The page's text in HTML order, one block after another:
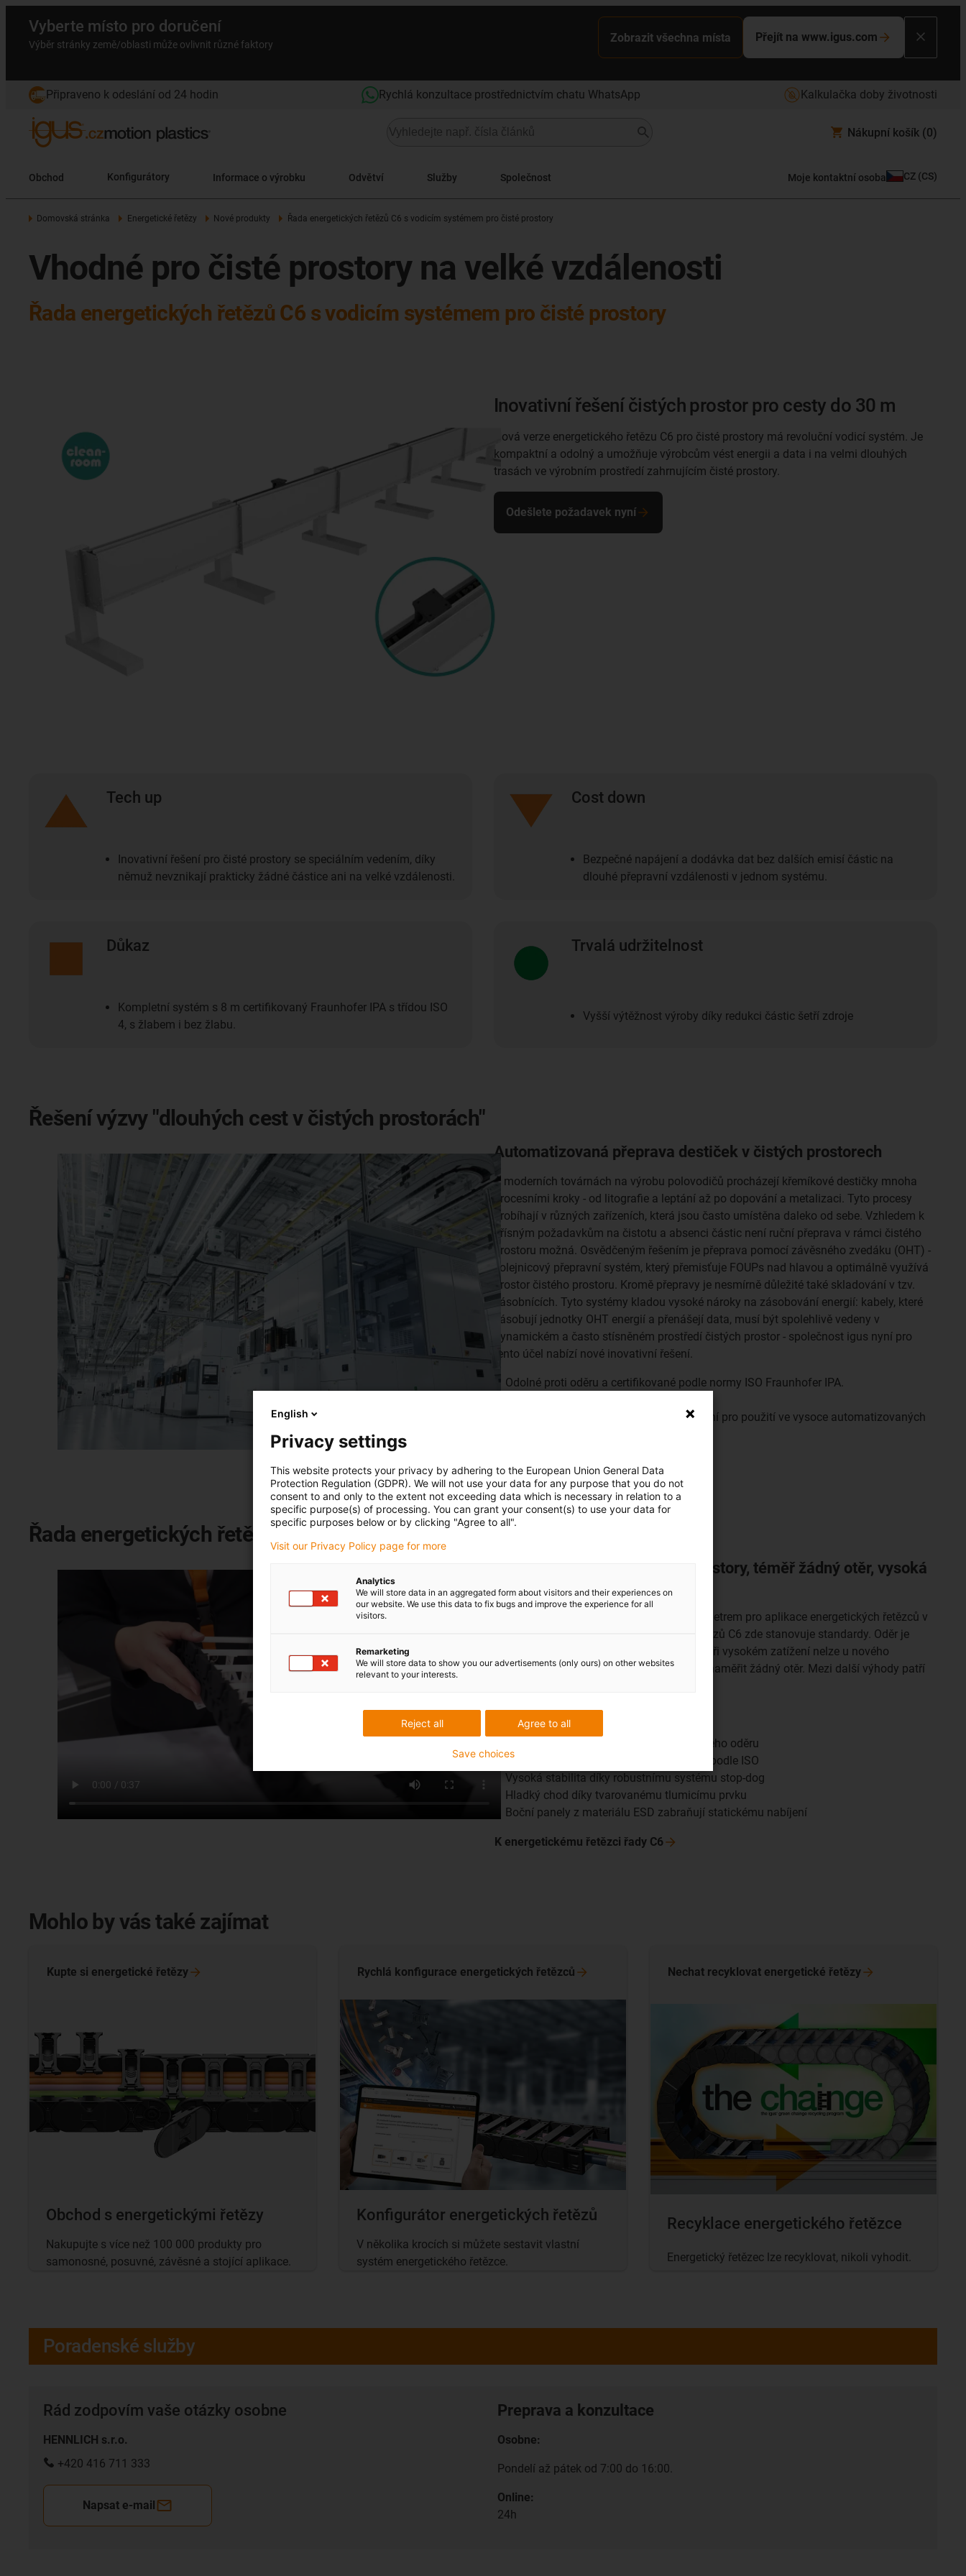
Vyberte místo pro doručení
Výběr stránky země/oblasti může ovlivnit různé faktory
Zobrazit všechna místa Přejít na www.igus.com
Připraveno k odeslání od 24 hodin Rychlá konzultace prostřednictvím chatu WhatsApp Kalkulačka doby životnosti
Nákupní košík (0)
Obchod Konfigurátory Informace o výrobku Odvětví Služby Společnost Moje kontaktní osoba CZ (CS)
Domovská stránka Energetické řetězy Nové produkty Řada energetických řetězů C6 s vodicím systémem pro čisté prostory
Vhodné pro čisté prostory na velké vzdálenosti
Řada energetických řetězů C6 s vodicím systémem pro čisté prostory
Inovativní řešení čistých prostor pro cesty do 30 m
Nová verze energetického řetězu C6 pro čisté prostory má revoluční vodicí systém. Je
kompaktní a odolný a umožňuje výrobcům vést energii a data i na velmi dlouhých
trasách ve výrobním prostředí zahrnujícím čisté prostory.
Odešlete požadavek nyní
Tech up
Inovativní řešení pro čisté prostory se speciálním vedením, díky
němuž nevznikají prakticky žádné částice ani na velké vzdálenosti.
Cost down
Bezpečné napájení a dodávka dat bez dalších emisí částic na
dlouhé přepravní vzdálenosti v jednom systému.
Důkaz
Kompletní systém s 8 m certifikovaný Fraunhofer IPA s třídou ISO
4, s žlabem i bez žlabu.
Trvalá udržitelnost
Vyšší výtěžnost výroby díky redukci částic šetří zdroje
Řešení výzvy "dlouhých cest v čistých prostorách"
Automatizovaná přeprava destiček v čistých prostorech
V moderních továrnách na výrobu polovodičů procházejí křemíkové destičky mnoha
procesními kroky - od litografie a leptání až po dopování a metalizaci. Tyto procesy
probíhají v různých zařízeních, která jsou často umístěna daleko od sebe. Vzhledem k
přísným požadavkům na čistotu a absenci částic není ruční přeprava v rámci čistého
prostoru možná. Osvědčeným řešením je přeprava pomocí závěsného zvedáku (OHT) -
kolejnicový přepravní systém, který přemisťuje FOUPs nad hlavou a optimálně využívá
prostor čistého prostoru. Kromě přepravy je nesmírně důležité také skladování v tzv.
zásobnících. Tyto systémy kladou vysoké nároky na zásobování energií: kabely, které
zásobují jednotky OHT energií a přenášejí data, musí být spolehlivě vedeny v
dynamickém a často stísněném prostředí čistých prostor - společnost igus nyní pro
tento účel nabízí nové inovativní řešení.
Odolné proti oděru a certifikované podle normy ISO Fraunhofer IPA.
Modulární a nenáročný na údržbu - ideální pro použití ve vysoce automatizovaných
Řada energetických řetězů C6 pro aplikace v čistých prostorách
Nejvyšší vhodnost pro čisté prostory, téměř žádný otěr, vysoká
stabilita
Odolnost proti oděru je rozhodujícím parametrem pro aplikace energetických řetězců v
čistých prostorech. Řada energetických řetězů C6 zde stanovuje standardy. Oděr je
sotva měřitelný. Sotva může být lepší: ani při vysokém zatížení nelze u nového
energetického řetězu C6 pro čisté prostory naměřit žádný otěr. Mezi další výhody patří
Technicky vzhůru:
Optimalizovaná konstrukce bez měřitelného oděru
Pro aplikace v čistých prostorách třídy 1 podle ISO
Vysoká stabilita díky robustnímu systému stop-dog
Hladký chod díky tvarovanému tlumicímu prvku
Boční panely z materiálu ESD zabraňují statickému nabíjení
K energetickému řetězci řady C6
Mohlo by vás také zajímat
Obchod s energetickými řetězy
Nakupujte s více než 100 000 produkty pro
samonosné, posuvné, závěsné a stojící aplikace.
Kupte si energetické řetězy
Konfigurátor energetických řetězů
V několika krocích si můžete sestavit vlastní
systém energetického řetězce.
Rychlá konfigurace energetických řetězců
Recyklace energetického řetězce
Energetický řetězec lze recyklovat, nikoli vyhodit.
Nechat recyklovat energetické řetězy
Poradenské služby
Rád zodpovím vaše otázky osobne
HENNLICH s.r.o.
+420 416 711 333
Napsat e-mail
Preprava a konzultace
Osobne:
Pondelí až pátek od 7:00 do 16:00.
Online:
24h
English
Privacy settings
This website protects your privacy by adhering to the European Union General Data
Protection Regulation (GDPR). We will not use your data for any purpose that you do not
consent to and only to the extent not exceeding data which is necessary in relation to a
specific purpose(s) of processing. You can grant your consent(s) to use your data for
specific purposes below or by clicking "Agree to all".
Visit our Privacy Policy page for more
Analytics
We will store data in an aggregated form about visitors and their experiences on
our website. We use this data to fix bugs and improve the experience for all
visitors.
Remarketing
We will store data to show you our advertisements (only ours) on other websites
relevant to your interests.
Agree to all
Reject all
Save choices